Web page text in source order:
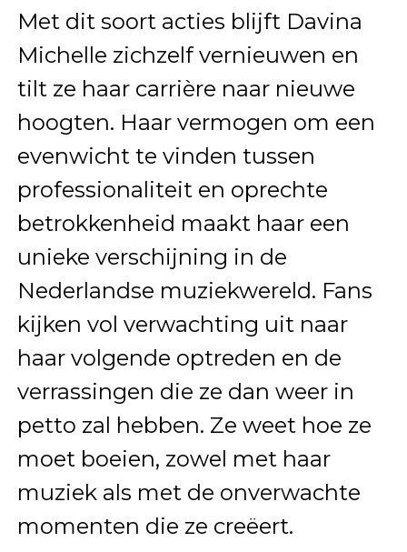
Met dit soort acties blijft Davina
Michelle zichzelf vernieuwen en
tilt ze haar carrière naar nieuwe
hoogten. Haar vermogen om een
evenwicht te vinden tussen
professionaliteit en oprechte
betrokkenheid maakt haar een
unieke verschijning in de
Nederlandse muziekwereld. Fans
kijken vol verwachting uit naar
haar volgende optreden en de
verrassingen die ze dan weer in
petto zal hebben. Ze weet hoe ze
moet boeien, zowel met haar
muziek als met de onverwachte
momenten die ze creëert.